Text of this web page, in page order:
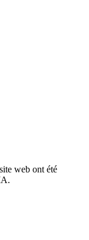
web ont été